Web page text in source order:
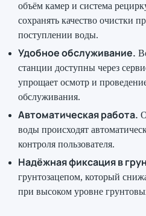
объём камер и система
сохранять качество очистки
поступлении воды.
Удобное обслуживание.
станции доступны через
упрощает осмотр и
обслуживания.
Автоматическая работа.
воды происходят
контроля пользователя.
Надёжная фиксация в
грунтозацепом, который
при высоком уровне